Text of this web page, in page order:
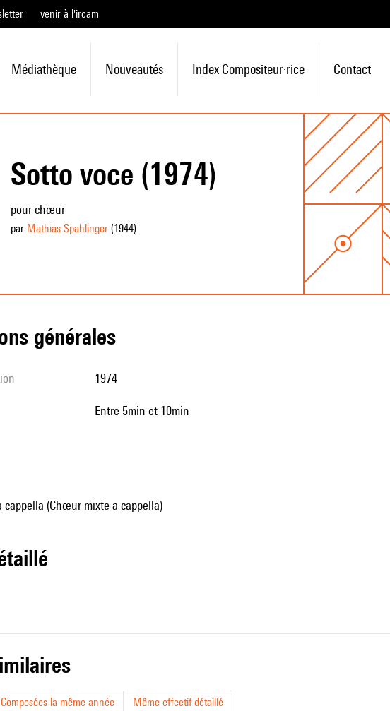
venir à l'ircam
Médiathèque Nouveautés Index Compositeur·rice Contact
Sotto voce (1974)
pour chœur
par Mathias Spahlinger(1944)
générales
1974
entre 5min et 10min
cappella (Chœur mixte a cappella)
Composées la même année Même effectif détaillé